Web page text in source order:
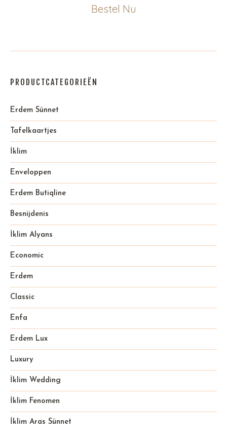
Bestel Nu
PRODUCTCATEGORIEËN
Erdem Sünnet
Tafelkaartjes
İklim
Enveloppen
Erdem Butiqline
Besnijdenis
İklim Alyans
Economic
Erdem
Classic
Enfa
Erdem Lux
Luxury
İklim Wedding
İklim Fenomen
İklim Aras Sünnet